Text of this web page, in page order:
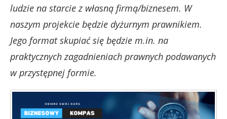
ludzie na starcie z własną firmą/biznesem. W
naszym projekcie będzie dyżurnym prawnikiem.
Jego format skupiać się będzie m.in. na
praktycznych zagadnieniach prawnych podawanych
w przystępnej formie.